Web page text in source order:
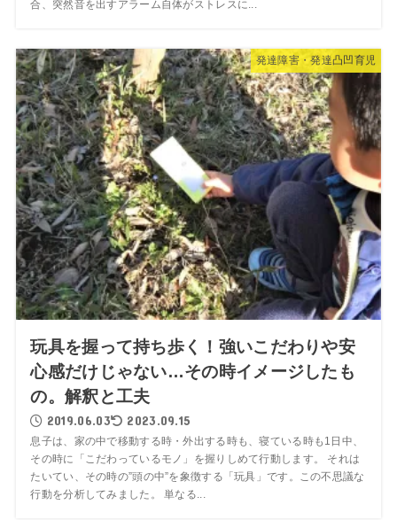
合、突然音を出すアラーム自体がストレスに...
発達障害・発達凸凹育児
玩具を握って持ち歩く！強いこだわりや安
心感だけじゃない…その時イメージしたも
の。解釈と工夫
2019.06.03 2023.09.15
息子は、家の中で移動する時・外出する時も、寝ている時も1日中、
その時に「こだわっているモノ」を握りしめて行動します。 それは
たいてい、その時の”頭の中”を象徴する「玩具」です。この不思議な
行動を分析してみました。 単なる...